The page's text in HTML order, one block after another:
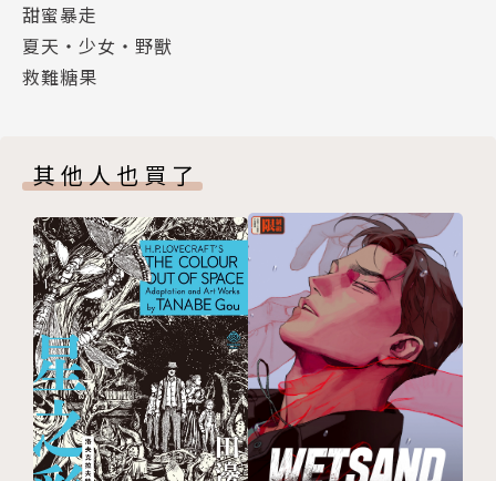
甜蜜暴走
夏天・少女・野獸
救難糖果
其他人也買了